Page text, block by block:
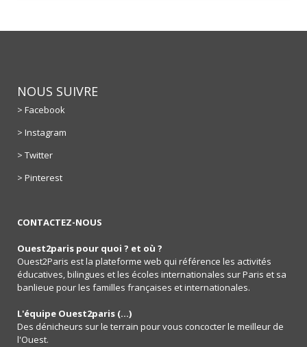
NOUS SUIVRE
> Facebook
> Instagram
> Twitter
> Pinterest
CONTACTEZ-NOUS
Ouest2paris pour quoi ? et où ?
Ouest2Paris est la plateforme web qui référence les activités
éducatives, bilingues et les écoles internationales sur Paris et sa
banlieue pour les familles françaises et internationales.
L'équipe Ouest2paris (...)
Des dénicheurs sur le terrain pour vous concocter le meilleur de
l'Ouest.